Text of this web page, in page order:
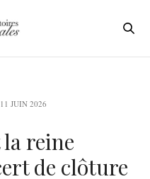
11 JUIN 2026
reine
de clôture